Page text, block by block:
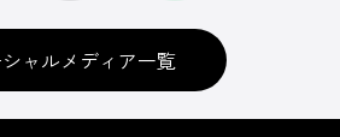
ャルメディア一覧